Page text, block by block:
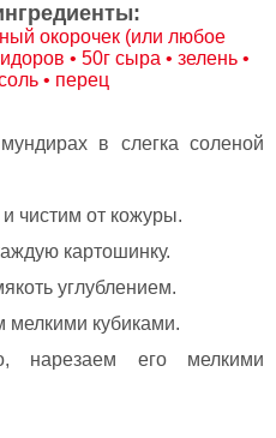
окорочек (или любое
• 50г сыра • зелень •
• перец
в слегка соленой
чистим от кожуры.
картошинку.
углублением.
мелкими кубиками.
нарезаем его мелкими